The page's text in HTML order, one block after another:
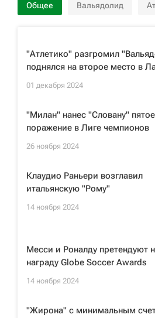
Общее Вальядолид
"Атлетико" разгромил
поднялся на второе место в
01 декабря 2024
"Милан" нанес "Словану" пятое
поражение в Лиге чемпионов
26 ноября 2024
Клаудио Раньери возглавил
итальянскую "Рому"
14 ноября 2024
Месси и Роналду претендуют
награду Globe Soccer Awards
14 ноября 2024
"Жирона" с минимальным